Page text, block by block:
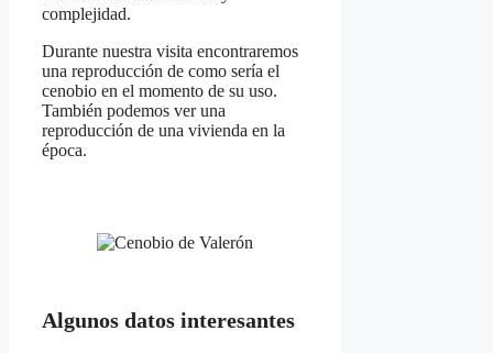
complejidad.
Durante nuestra visita encontraremos
una reproducción de como sería el
cenobio en el momento de su uso.
También podemos ver una
reproducción de una vivienda en la
época.
Algunos datos interesantes